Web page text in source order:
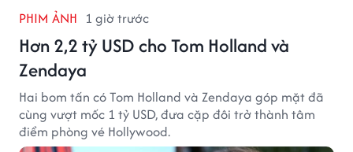
PHIM ẢNH 1 giờ trước
Hơn 2,2 tỷ USD cho Tom Holland và
Zendaya
Hai bom tấn có Tom Holland và Zendaya góp mặt đã
cùng vượt mốc 1 tỷ USD, đưa cặp đôi trở thành tâm
điểm phòng vé Hollywood.